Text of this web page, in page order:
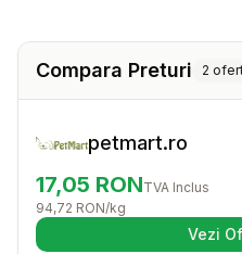
Compara Preturi 2
petmart.ro
17,05 RONTVA Inclus
94,72 RON/kg
Vezi